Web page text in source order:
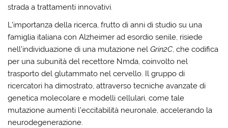
strada a trattamenti innovativi.
L’importanza della ricerca, frutto di anni di studio su una
famiglia italiana con Alzheimer ad esordio senile, risiede
nell’individuazione di una mutazione nelGrin2C, che codifica
per una subunità del recettore Nmda, coinvolto nel
trasporto del glutammato nel cervello. Il gruppo di
ricercatori ha dimostrato, attraverso tecniche avanzate di
genetica molecolare e modelli cellulari, come tale
mutazione aumenti l’eccitabilità neuronale, accelerando la
neurodegenerazione.